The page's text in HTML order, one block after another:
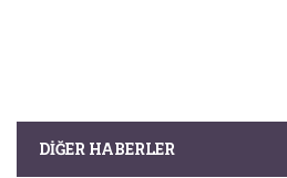
DIĞER HABERLER